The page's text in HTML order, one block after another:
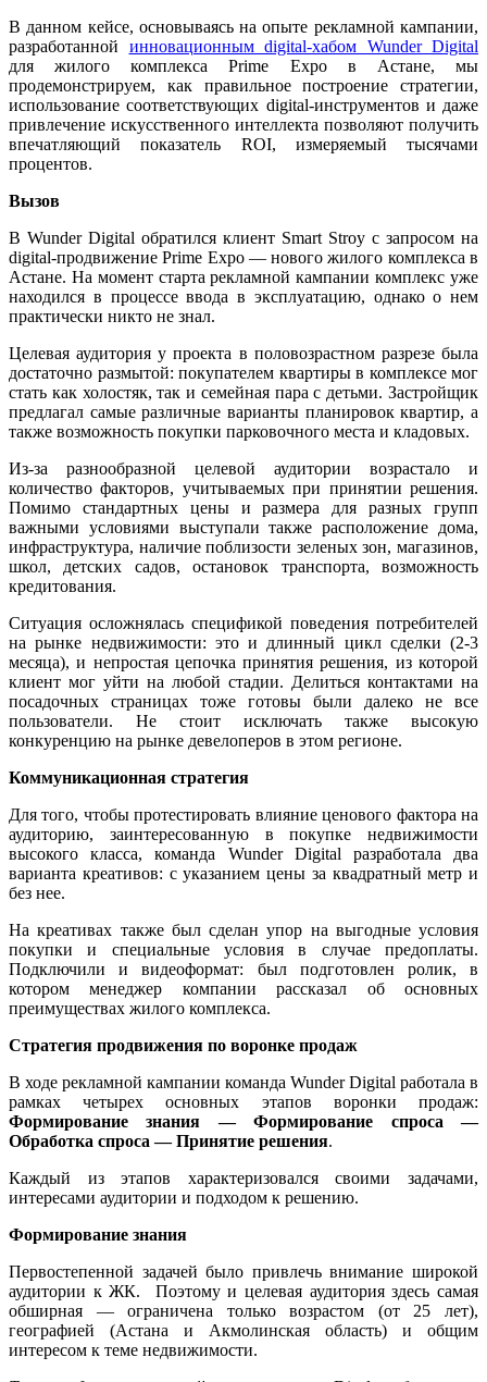
В данном кейсе, основываясь на опыте рекламной кампании,
разработанной инновационным digital-хабом Wunder Digital
для жилого комплекса Prime Expo в Астане, мы
продемонстрируем, как правильное построение стратегии,
использование соответствующих digital-инструментов и даже
привлечение искусственного интеллекта позволяют получить
впечатляющий показатель ROI, измеряемый тысячами
процентов.
Вызов
В Wunder Digital обратился клиент Smart Stroy с запросом на
digital-продвижение Prime Expo — нового жилого комплекса в
Астане. На момент старта рекламной кампании комплекс уже
находился в процессе ввода в эксплуатацию, однако о нем
практически никто не знал.
Целевая аудитория у проекта в половозрастном разрезе была
достаточно размытой: покупателем квартиры в комплексе мог
стать как холостяк, так и семейная пара с детьми. Застройщик
предлагал самые различные варианты планировок квартир, а
также возможность покупки парковочного места и кладовых.
Из-за разнообразной целевой аудитории возрастало и
количество факторов, учитываемых при принятии решения.
Помимо стандартных цены и размера для разных групп
важными условиями выступали также расположение дома,
инфраструктура, наличие поблизости зеленых зон, магазинов,
школ, детских садов, остановок транспорта, возможность
кредитования.
Ситуация осложнялась спецификой поведения потребителей
на рынке недвижимости: это и длинный цикл сделки (2-3
месяца), и непростая цепочка принятия решения, из которой
клиент мог уйти на любой стадии. Делиться контактами на
посадочных страницах тоже готовы были далеко не все
пользователи. Не стоит исключать также высокую
конкуренцию на рынке девелоперов в этом регионе.
Коммуникационная стратегия
Для того, чтобы протестировать влияние ценового фактора на
аудиторию, заинтересованную в покупке недвижимости
высокого класса, команда Wunder Digital разработала два
варианта креативов: с указанием цены за квадратный метр и
без нее.
На креативах также был сделан упор на выгодные условия
покупки и специальные условия в случае предоплаты.
Подключили и видеоформат: был подготовлен ролик, в
котором менеджер компании рассказал об основных
преимуществах жилого комплекса.
Стратегия продвижения по воронке продаж
В ходе рекламной кампании команда Wunder Digital работала в
рамках четырех основных этапов воронки продаж:
Формирование знания — Формирование спроса —
Обработка спроса — Принятие решения.
Каждый из этапов характеризовался своими задачами,
интересами аудитории и подходом к решению.
Формирование знания
Первостепенной задачей было привлечь внимание широкой
аудитории к ЖК. Поэтому и целевая аудитория здесь самая
обширная — ограничена только возрастом (от 25 лет),
географией (Астана и Акмолинская область) и общим
интересом к теме недвижимости.